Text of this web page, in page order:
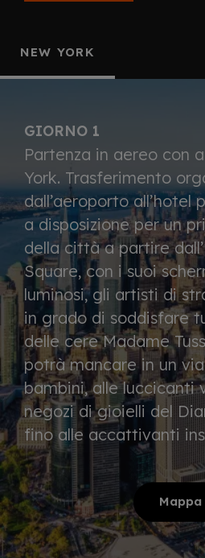
NEW YORK
GIORNO 1
Partenza in aereo con
York. Trasferimento
dall’aeroporto all’hotel
a disposizione per un
della città a partire
Square, con i suoi
luminosi, gli artisti di
in grado di soddisfare
delle cereMadame
potrà mancare in un
bambini, alle luccicanti
negozi di gioielli del
fino alle accattivanti
diBroadway del
Pernottamento in hotel.
GIORNI 2-3
Giornate dedicate alla
Mappa